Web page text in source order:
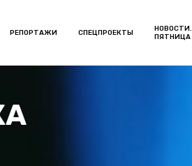
РЕПОРТАЖИ СПЕЦПРОЕКТЫ
НОВОСТИ.
ПЯТНИЦА